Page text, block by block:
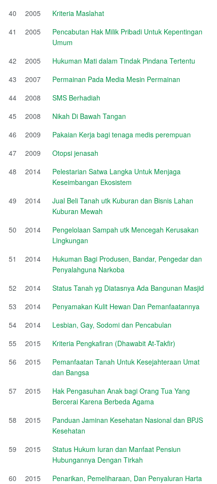
40
2005
Kriteria Maslahat
41
2005
Pencabutan Hak Milik Pribadi Untuk Kepentingan
Umum
42
2005
Hukuman Mati dalam Tindak Pindana Tertentu
43
2007
Permainan Pada Media Mesin Permainan
44
2008
SMS Berhadiah
45
2008
Nikah Di Bawah Tangan
46
2009
Pakaian Kerja bagi tenaga medis perempuan
47
2009
Otopsi jenasah
48
2014
Pelestarian Satwa Langka Untuk Menjaga
Keseimbangan Ekosistem
49
2014
Jual Beli Tanah utk Kuburan dan Bisnis Lahan
Kuburan Mewah
50
2014
Pengelolaan Sampah utk Mencegah Kerusakan
Lingkungan
51
2014
Hukuman Bagi Produsen, Bandar, Pengedar dan
Penyalahguna Narkoba
52
2014
Status Tanah yg Diatasnya Ada Bangunan Masjid
53
2014
Penyamakan Kulit Hewan Dan Pemanfaatannya
54
2014
Lesbian, Gay, Sodomi dan Pencabulan
55
2015
Kriteria Pengkafiran (Dhawabit At-Takfir)
56
2015
Pemanfaatan Tanah Untuk Kesejahteraan Umat
dan Bangsa
57
2015
Hak Pengasuhan Anak bagi Orang Tua Yang
Bercerai Karena Berbeda Agama
58
2015
Panduan Jaminan Kesehatan Nasional dan BPJS
Kesehatan
59
2015
Status Hukum Iuran dan Manfaat Pensiun
Hubungannya Dengan Tirkah
60
2015
Penarikan, Pemeliharaan, Dan Penyaluran Harta